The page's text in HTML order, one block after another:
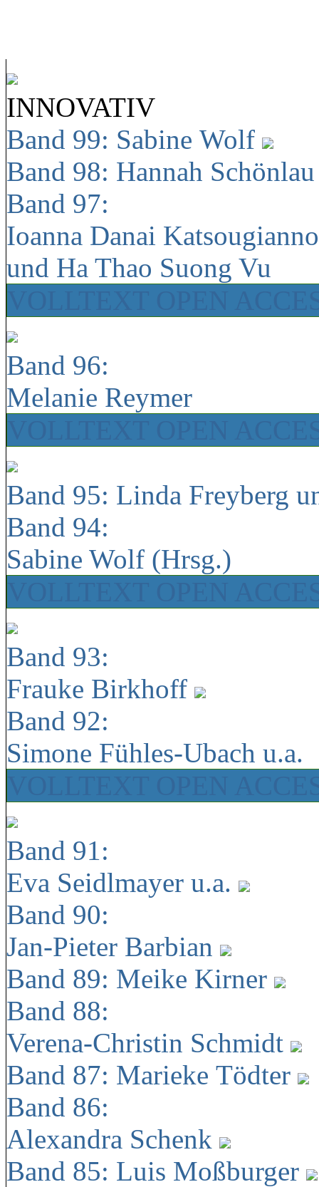
INNOVATIV
Band 99: Sabine Wolf
Band 98: Hannah
Band 97:
Ioanna Danai
und Ha Thao Suong Vu
Band 96:
Melanie Reymer
Band 95: Linda Freyberg
Band 94:
Sabine Wolf (Hrsg.)
Band 93:
Frauke Birkhoff
Band 92:
Simone Fühles-Ubach u.a.
Band 91:
Eva Seidlmayer u.a.
Band 90:
Jan-Pieter Barbian
Band 89: Meike Kirner
Band 88:
Verena-Christin Schmidt
Band 87: Marieke Tödter
Band 86:
Alexandra Schenk
Band 85: Luis Moßburger